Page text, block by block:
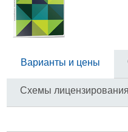
Варианты и цены
Схемы лицензирования